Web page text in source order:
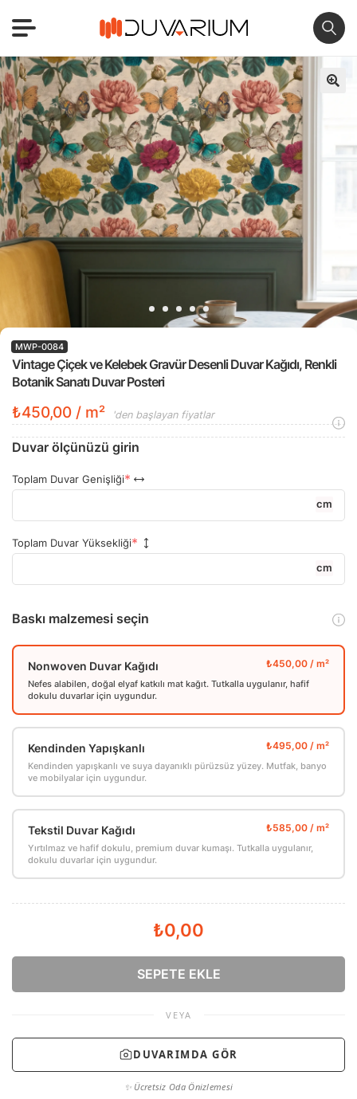
Vintage Çiçek ve Kelebek Gravür Desenli Duvar Kağıdı, Renkli
Botanik Sanatı Duvar Posteri
MWP-0084
₺450,00 / m² 'den başlayan fiyatlar
Duvar ölçünüzü girin
Toplam Duvar Genişliği
cm
Toplam Duvar Yüksekliği
cm
Baskı malzemesi seçin
Nonwoven Duvar Kağıdı
Nefes alabilen, doğal elyaf katkılı mat kağıt. Tutkalla uygulanır, hafif
dokulu duvarlar için uygundur.
Kendinden Yapışkanlı
Kendinden yapışkanlı ve suya dayanıklı pürüzsüz yüzey. Mutfak, banyo
ve mobilyalar için uygundur.
Tekstil Duvar Kağıdı
Yırtılmaz ve hafif dokulu, premium duvar kumaşı. Tutkalla uygulanır,
dokulu duvarlar için uygundur.
₺0,00
SEPETE EKLE
VEYA
DUVARIMDA GÖR
✨ Ücretsiz Oda Önizlemesi